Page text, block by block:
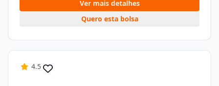
Ver mais detalhes
Quero esta bolsa
4.5